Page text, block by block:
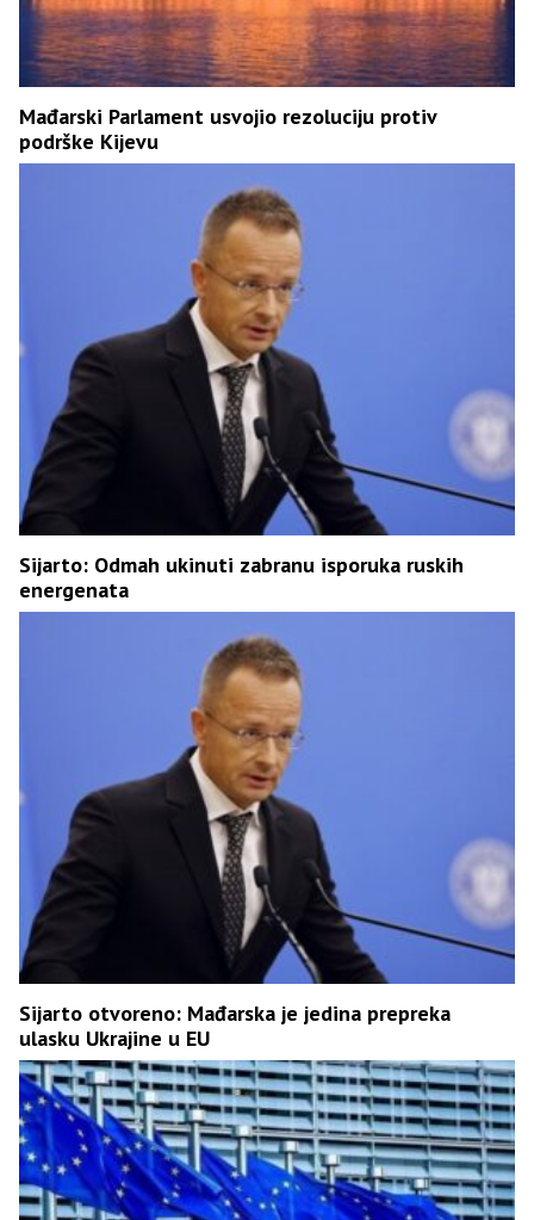
Mađarski Parlament usvojio rezoluciju protiv
podrške Kijevu
Sijarto: Odmah ukinuti zabranu isporuka ruskih
energenata
Sijarto otvoreno: Mađarska je jedina prepreka
ulasku Ukrajine u EU